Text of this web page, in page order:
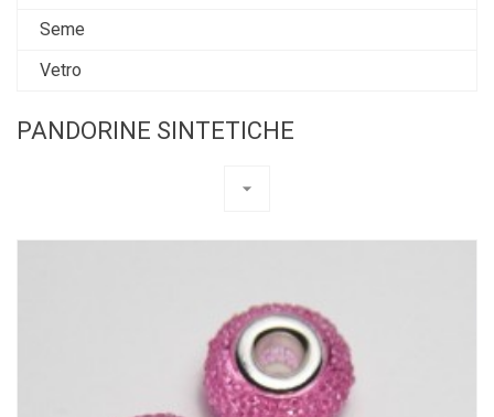
Seme
Vetro
PANDORINE SINTETICHE
arrow_drop_down